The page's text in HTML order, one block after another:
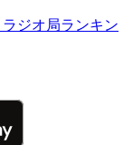
ラジオ局ランキン